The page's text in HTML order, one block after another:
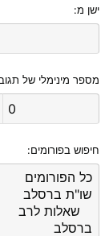
ישן מ
מספר מינימלי של
חיפוש בפורומים